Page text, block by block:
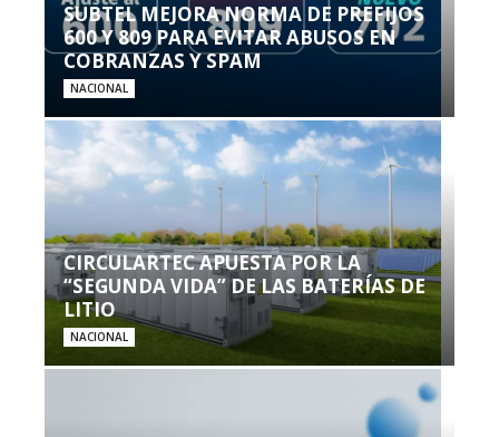
SUBTEL MEJORA NORMA DE PREFIJOS
600 Y 809 PARA EVITAR ABUSOS EN
COBRANZAS Y SPAM
NACIONAL
CIRCULARTEC APUESTA POR LA
“SEGUNDA VIDA” DE LAS BATERÍAS DE
LITIO
NACIONAL